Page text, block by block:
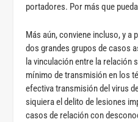
portadores. Por más que
Más aún, conviene incluso, y a
dos grandes grupos de casos
la vinculación entre la relación
mínimo de transmisión en los
efectiva transmisión del virus
siquiera el delito de lesiones
casos de relación con